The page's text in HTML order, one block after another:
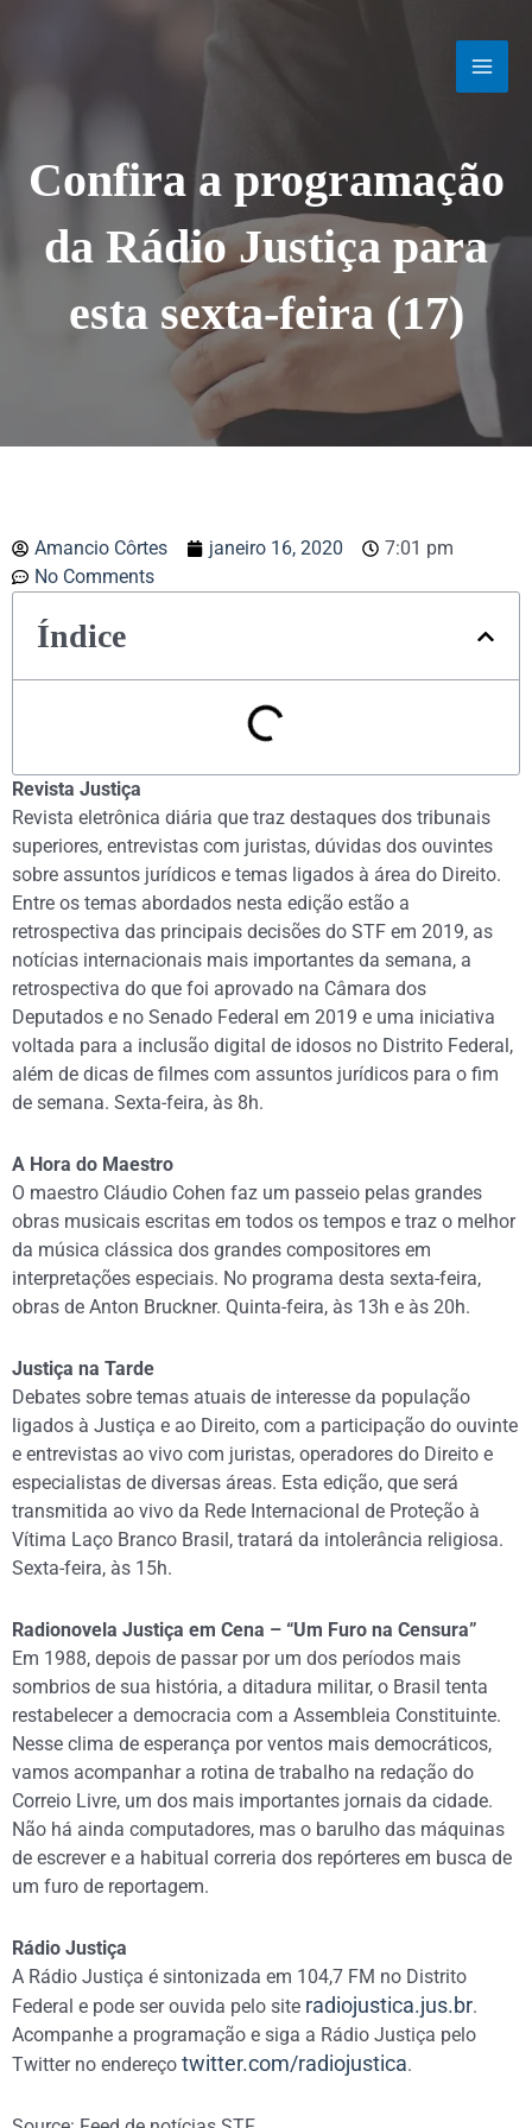
Confira a programação
da Rádio Justiça para
esta sexta-feira (17)
Amancio Côrtes janeiro 16, 2020
7:01 pm
No Comments
Índice
Revista Justiça
Revista eletrônica diária que traz destaques dos tribunais
superiores, entrevistas com juristas, dúvidas dos ouvintes
sobre assuntos jurídicos e temas ligados à área do Direito.
Entre os temas abordados nesta edição estão a
retrospectiva das principais decisões do STF em 2019, as
notícias internacionais mais importantes da semana, a
retrospectiva do que foi aprovado na Câmara dos
Deputados e no Senado Federal em 2019 e uma iniciativa
voltada para a inclusão digital de idosos no Distrito Federal,
além de dicas de filmes com assuntos jurídicos para o fim
de semana. Sexta-feira, às 8h.
A Hora do Maestro
O maestro Cláudio Cohen faz um passeio pelas grandes
obras musicais escritas em todos os tempos e traz o melhor
da música clássica dos grandes compositores em
interpretações especiais. No programa desta sexta-feira,
obras de Anton Bruckner. Quinta-feira, às 13h e às 20h.
Justiça na Tarde
Debates sobre temas atuais de interesse da população
ligados à Justiça e ao Direito, com a participação do ouvinte
e entrevistas ao vivo com juristas, operadores do Direito e
especialistas de diversas áreas. Esta edição, que será
transmitida ao vivo da Rede Internacional de Proteção à
Vítima Laço Branco Brasil, tratará da intolerância religiosa.
Sexta-feira, às 15h.
Radionovela Justiça em Cena – “Um Furo na Censura”
Em 1988, depois de passar por um dos períodos mais
sombrios de sua história, a ditadura militar, o Brasil tenta
restabelecer a democracia com a Assembleia Constituinte.
Nesse clima de esperança por ventos mais democráticos,
vamos acompanhar a rotina de trabalho na redação do
Correio Livre, um dos mais importantes jornais da cidade.
Não há ainda computadores, mas o barulho das máquinas
de escrever e a habitual correria dos repórteres em busca de
um furo de reportagem.
Rádio Justiça
A Rádio Justiça é sintonizada em 104,7 FM no Distrito
Federal e pode ser ouvida pelo site radiojustica.jus.br.
Acompanhe a programação e siga a Rádio Justiça pelo
Twitter no endereço twitter.com/radiojustica.